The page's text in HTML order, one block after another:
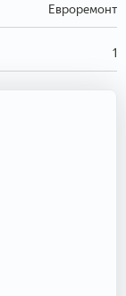
Евроремонт
1